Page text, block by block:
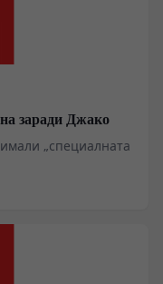
заради Джако
„специалната